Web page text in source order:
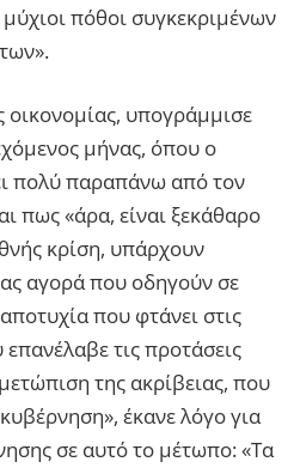
πόθοι συγκεκριμένων
οικονομίας, υπογράμμισε
μήνας, όπου ο
πολύ παραπάνω από τον
πως «άρα, είναι ξεκάθαρο
κρίση, υπάρχουν
αγορά που οδηγούν σε
που φτάνει στις
τις προτάσεις
της ακρίβειας, που
έκανε λόγο για
σε αυτό το μέτωπο: «Τα